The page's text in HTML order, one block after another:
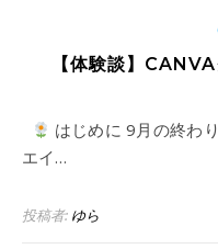
【体験談】
はじめに 9月の終わ
エイ…
投稿者: ゆら